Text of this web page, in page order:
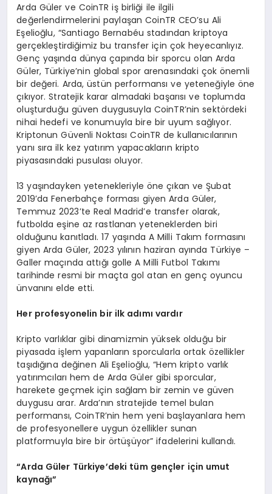
Arda Güler ve CoinTR iş birliği ile ilgili
değerlendirmelerini paylaşan CoinTR CEO’su Ali
Eşelioğlu, “Santiago Bernabéu stadından kriptoya
gerçekleştirdiğimiz bu transfer için çok heyecanlıyız.
Genç yaşında dünya çapında bir sporcu olan Arda
Güler, Türkiye’nin global spor arenasındaki çok önemli
bir değeri. Arda, üstün performansı ve yeteneğiyle öne
çıkıyor. Stratejik karar almadaki başarısı ve toplumda
oluşturduğu güven duygusuyla CoinTR’nin sektördeki
nihai hedefi ve konumuyla bire bir uyum sağlıyor.
Kriptonun Güvenli Noktası CoinTR de kullanıcılarının
yanı sıra ilk kez yatırım yapacakların kripto
piyasasındaki pusulası oluyor.
13 yaşındayken yetenekleriyle öne çıkan ve Şubat
2019’da Fenerbahçe forması giyen Arda Güler,
Temmuz 2023’te Real Madrid’e transfer olarak,
futbolda eşine az rastlanan yeteneklerden biri
olduğunu kanıtladı. 17 yaşında A Milli Takım formasını
giyen Arda Güler, 2023 yılının haziran ayında Türkiye –
Galler maçında attığı golle A Milli Futbol Takımı
tarihinde resmi bir maçta gol atan en genç oyuncu
ünvanını elde etti.
Her profesyonelin bir ilk adımı vardır
Kripto varlıklar gibi dinamizmin yüksek olduğu bir
piyasada işlem yapanların sporcularla ortak özellikler
taşıdığına değinen Ali Eşelioğlu, “Hem kripto varlık
yatırımcıları hem de Arda Güler gibi sporcular,
harekete geçmek için sağlam bir zemin ve güven
duygusu arar. Arda’nın stratejide temel bulan
performansı, CoinTR’nin hem yeni başlayanlara hem
de profesyonellere uygun özellikler sunan
platformuyla bire bir örtüşüyor” ifadelerini kullandı.
“Arda Güler Türkiye’deki tüm gençler için umut
kaynağı”